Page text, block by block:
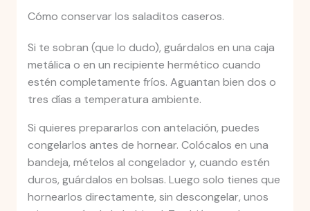
Cómo conservar los saladitos caseros.
Si te sobran (que lo dudo), guárdalos en una caja
metálica o en un recipiente hermético cuando
estén completamente fríos. Aguantan bien dos o
tres días a temperatura ambiente.
Si quieres prepararlos con antelación, puedes
congelarlos antes de hornear. Colócalos en una
bandeja, mételos al congelador y, cuando estén
duros, guárdalos en bolsas. Luego solo tienes que
hornearlos directamente, sin descongelar, unos